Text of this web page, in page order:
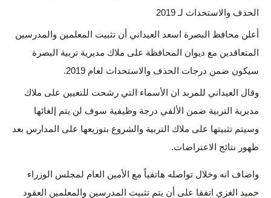
المنح المالية
قطع الاراضي
اخبار العراق
الاخبار السياسية
الاخبار الاقتصادية
الحذف والاستحداث لـ 2019
أعلن محافظ البصرة اسعد العيداني أن تثبيت المعلمين والمدرسين
المتعاقدين مع ديوان المحافظة على ملاك مديرية تربية البصرة
سيكون ضمن درجات الحذف والاستحداث لعام 2019.
وقال العيداني للمربد ان الأسماء التي رشحت للتعيين على ملاك
مديرية التربية ضمن الألفي درجة وظيفية سوف لن يتم إلغائها
وسيتم تثبيتها على ملاك التربية والشروع بتوزيعها على المدارس بعد
ظهور نتائج الاعتراضات.
واضاف انه وخلال تواصله هاتفياً مع الأمين العام لمجلس الوزراء
حميد الغزي اتفقا على أن يتم تثبيت المدرسين والمعلمين العقود